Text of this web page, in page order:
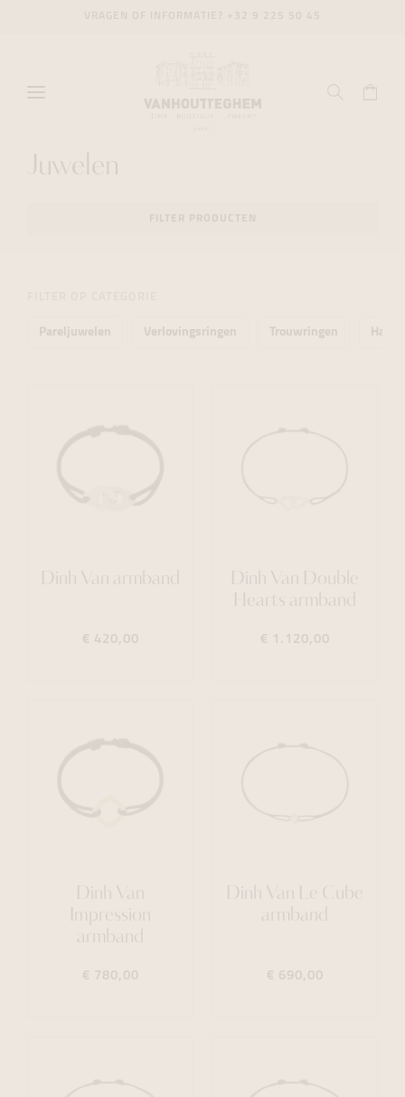
Juwelen
Pareljuwelen Verlovingsringen Trouwringen
Dinh Van armband
€ 420,00
Dinh Van Double
Hearts armband
€ 1.120,00
Dinh Van
Impression
armband
€ 780,00
Dinh Van Le Cube
armband
€ 690,00